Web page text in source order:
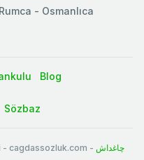
Rumca - Osmanlıca
Blog
Sözbaz
- cagdassozluk.com - چاغداش